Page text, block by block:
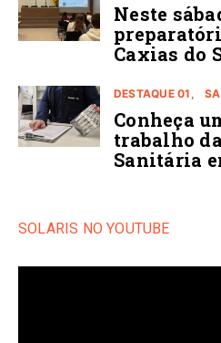
Neste
Caxias do
DESTAQUE 01
Conheça
trabalho
Sanitária
SOLARIS NO YOUTUBE